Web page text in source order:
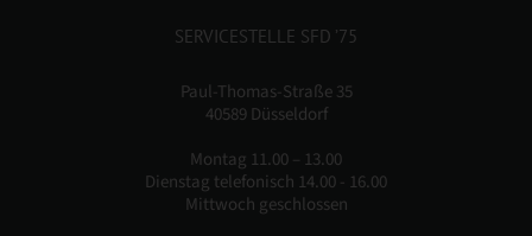
SERVICESTELLE SFD ’75
Paul-Thomas-Straße 35
40589 Düsseldorf
Montag 11.00 – 13.00
Dienstag telefonisch 14.00 - 16.00
Mittwoch geschlossen